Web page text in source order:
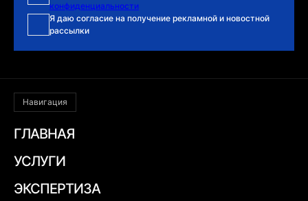
конфиденциальности
Я даю согласие на получение рекламной и новостной
рассылки
Навигация
ГЛАВНАЯ
УСЛУГИ
ЭКСПЕРТИЗА